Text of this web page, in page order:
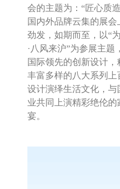
会的主题为：“匠心质
国内外品牌云集的展
劲发，如期而至，以“
·八风来沪”为参展主
国际领先的创新设计，
丰富多样的八大系列上
设计演绎生活文化，
业共同上演精彩绝伦的
宴。